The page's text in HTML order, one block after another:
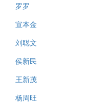
罗罗
宣本金
刘聪文
侯新民
王新茂
杨周旺